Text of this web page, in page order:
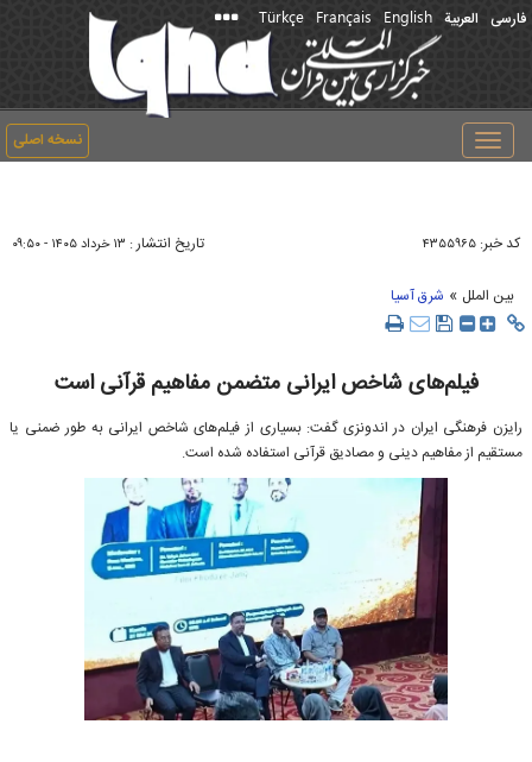
فارسی العربیة English
Français
Türkçe
نسخه اصلی
Toggle
navigation
کد خبر: ۴۳۵۵۹۶۵ تاریخ انتشار : ۱۳ خرداد ۱۴۰۵ - ۰۹:۵۰
بین الملل » شرق آسیا
فیلم‌های شاخص ایرانی متضمن مفاهیم قرآنی است
رایزن فرهنگی ایران در اندونزی گفت: بسیاری از فیلم‌های شاخص ایرانی به طور ضمنی یا
مستقیم از مفاهیم دینی و مصادیق قرآنی استفاده شده است.